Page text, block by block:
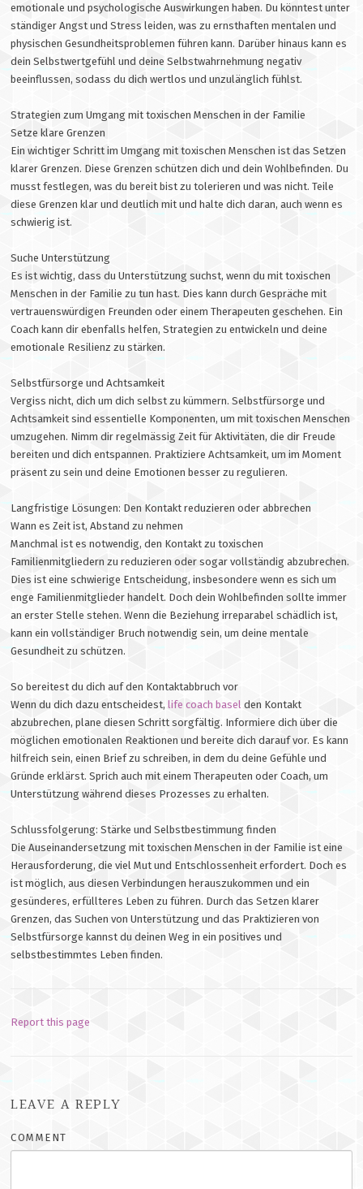
emotionale und psychologische Auswirkungen haben. Du könntest unter
ständiger Angst und Stress leiden, was zu ernsthaften mentalen und
physischen Gesundheitsproblemen führen kann. Darüber hinaus kann es
dein Selbstwertgefühl und deine Selbstwahrnehmung negativ
beeinflussen, sodass du dich wertlos und unzulänglich fühlst.
Strategien zum Umgang mit toxischen Menschen in der Familie
Setze klare Grenzen
Ein wichtiger Schritt im Umgang mit toxischen Menschen ist das Setzen
klarer Grenzen. Diese Grenzen schützen dich und dein Wohlbefinden. Du
musst festlegen, was du bereit bist zu tolerieren und was nicht. Teile
diese Grenzen klar und deutlich mit und halte dich daran, auch wenn es
schwierig ist.
Suche Unterstützung
Es ist wichtig, dass du Unterstützung suchst, wenn du mit toxischen
Menschen in der Familie zu tun hast. Dies kann durch Gespräche mit
vertrauenswürdigen Freunden oder einem Therapeuten geschehen. Ein
Coach kann dir ebenfalls helfen, Strategien zu entwickeln und deine
emotionale Resilienz zu stärken.
Selbstfürsorge und Achtsamkeit
Vergiss nicht, dich um dich selbst zu kümmern. Selbstfürsorge und
Achtsamkeit sind essentielle Komponenten, um mit toxischen Menschen
umzugehen. Nimm dir regelmässig Zeit für Aktivitäten, die dir Freude
bereiten und dich entspannen. Praktiziere Achtsamkeit, um im Moment
präsent zu sein und deine Emotionen besser zu regulieren.
Langfristige Lösungen: Den Kontakt reduzieren oder abbrechen
Wann es Zeit ist, Abstand zu nehmen
Manchmal ist es notwendig, den Kontakt zu toxischen
Familienmitgliedern zu reduzieren oder sogar vollständig abzubrechen.
Dies ist eine schwierige Entscheidung, insbesondere wenn es sich um
enge Familienmitglieder handelt. Doch dein Wohlbefinden sollte immer
an erster Stelle stehen. Wenn die Beziehung irreparabel schädlich ist,
kann ein vollständiger Bruch notwendig sein, um deine mentale
Gesundheit zu schützen.
So bereitest du dich auf den Kontaktabbruch vor
Wenn du dich dazu entscheidest,life coach basel den Kontakt
abzubrechen, plane diesen Schritt sorgfältig. Informiere dich über die
möglichen emotionalen Reaktionen und bereite dich darauf vor. Es kann
hilfreich sein, einen Brief zu schreiben, in dem du deine Gefühle und
Gründe erklärst. Sprich auch mit einem Therapeuten oder Coach, um
Unterstützung während dieses Prozesses zu erhalten.
Schlussfolgerung: Stärke und Selbstbestimmung finden
Die Auseinandersetzung mit toxischen Menschen in der Familie ist eine
Herausforderung, die viel Mut und Entschlossenheit erfordert. Doch es
ist möglich, aus diesen Verbindungen herauszukommen und ein
gesünderes, erfüllteres Leben zu führen. Durch das Setzen klarer
Grenzen, das Suchen von Unterstützung und das Praktizieren von
Selbstfürsorge kannst du deinen Weg in ein positives und
selbstbestimmtes Leben finden.
Report this page
LEAVE A REPLY
COMMENT